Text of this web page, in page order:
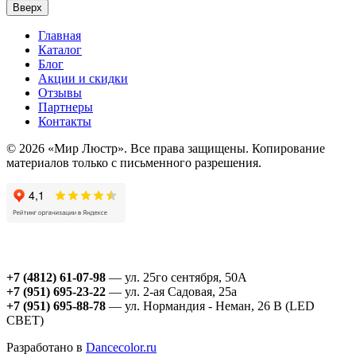
Вверх
Главная
Каталог
Блог
Акции и скидки
Отзывы
Партнеры
Контакты
© 2026 «Мир Люстр». Все права защищены. Копирование
материалов только с письменного разрешения.
+7 (4812) 61-07-98 — ул. 25го сентября, 50А
+7 (951) 695-23-22 — ул. 2-ая Садовая, 25а
+7 (951) 695-88-78 — ул. Нормандия - Неман, 26 В (LED
СВЕТ)
Разработано в Dancecolor.ru